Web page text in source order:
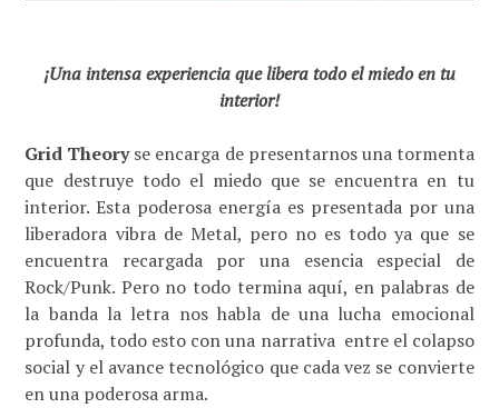
¡Una intensa experiencia que libera todo el miedo en tu
interior!
Grid Theoryse encarga de presentarnos una tormenta
que destruye todo el miedo que se encuentra en tu
interior. Esta poderosa energía es presentada por una
liberadora vibra de Metal, pero no es todo ya que se
encuentra recargada por una esencia especial de
Rock/Punk. Pero no todo termina aquí, en palabras de
la banda la letra nos habla de una lucha emocional
profunda, todo esto con una narrativa entre el colapso
social y el avance tecnológico que cada vez se convierte
en una poderosa arma.